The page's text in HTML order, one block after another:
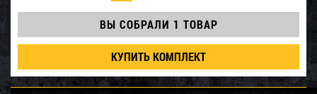
ВЫ СОБРАЛИ 1 ТОВАР
КУПИТЬ КОМПЛЕКТ